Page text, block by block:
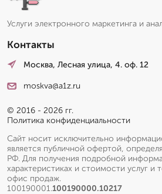
Услуги электронного маркетинга и
Контакты
Москва, Лесная улица, 4. оф. 12
moskva@a1z.ru
© 2016 - 2026 гг.
Политика конфиденциальности
Сайт носит исключительно
является публичной офертой,
РФ. Для получения подробной
характеристиках и стоимости услуг и
офис продаж.
100190001.100190000.10217